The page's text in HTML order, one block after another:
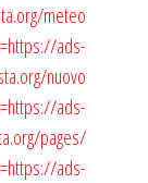
meteo
ads-
nuovo
ads-
pages/
ads-